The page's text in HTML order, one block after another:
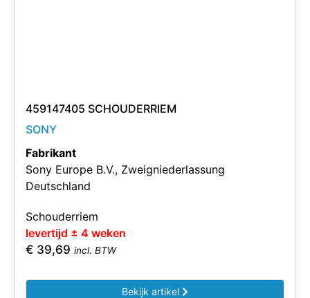
459147405 SCHOUDERRIEM
SONY
Fabrikant
Sony Europe B.V., Zweigniederlassung
Deutschland
Schouderriem
levertijd ± 4 weken
€ 39,69 incl. BTW
Bekijk artikel